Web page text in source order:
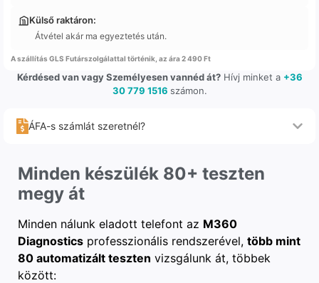
Külső raktáron:
Átvétel akár ma egyeztetés után.
A szállítás GLS Futárszolgálattal történik, az ára 2 490 Ft
Kérdésed van vagy Személyesen vannéd át?Hívj minket a +36
30 779 1516 számon.
ÁFA-s számlát szeretnél?
Minden készülék 80+ teszten
megy át
Minden nálunk eladott telefont az M360
Diagnostics professzionális rendszerével, több mint
80 automatizált teszten vizsgálunk át, többek
között: